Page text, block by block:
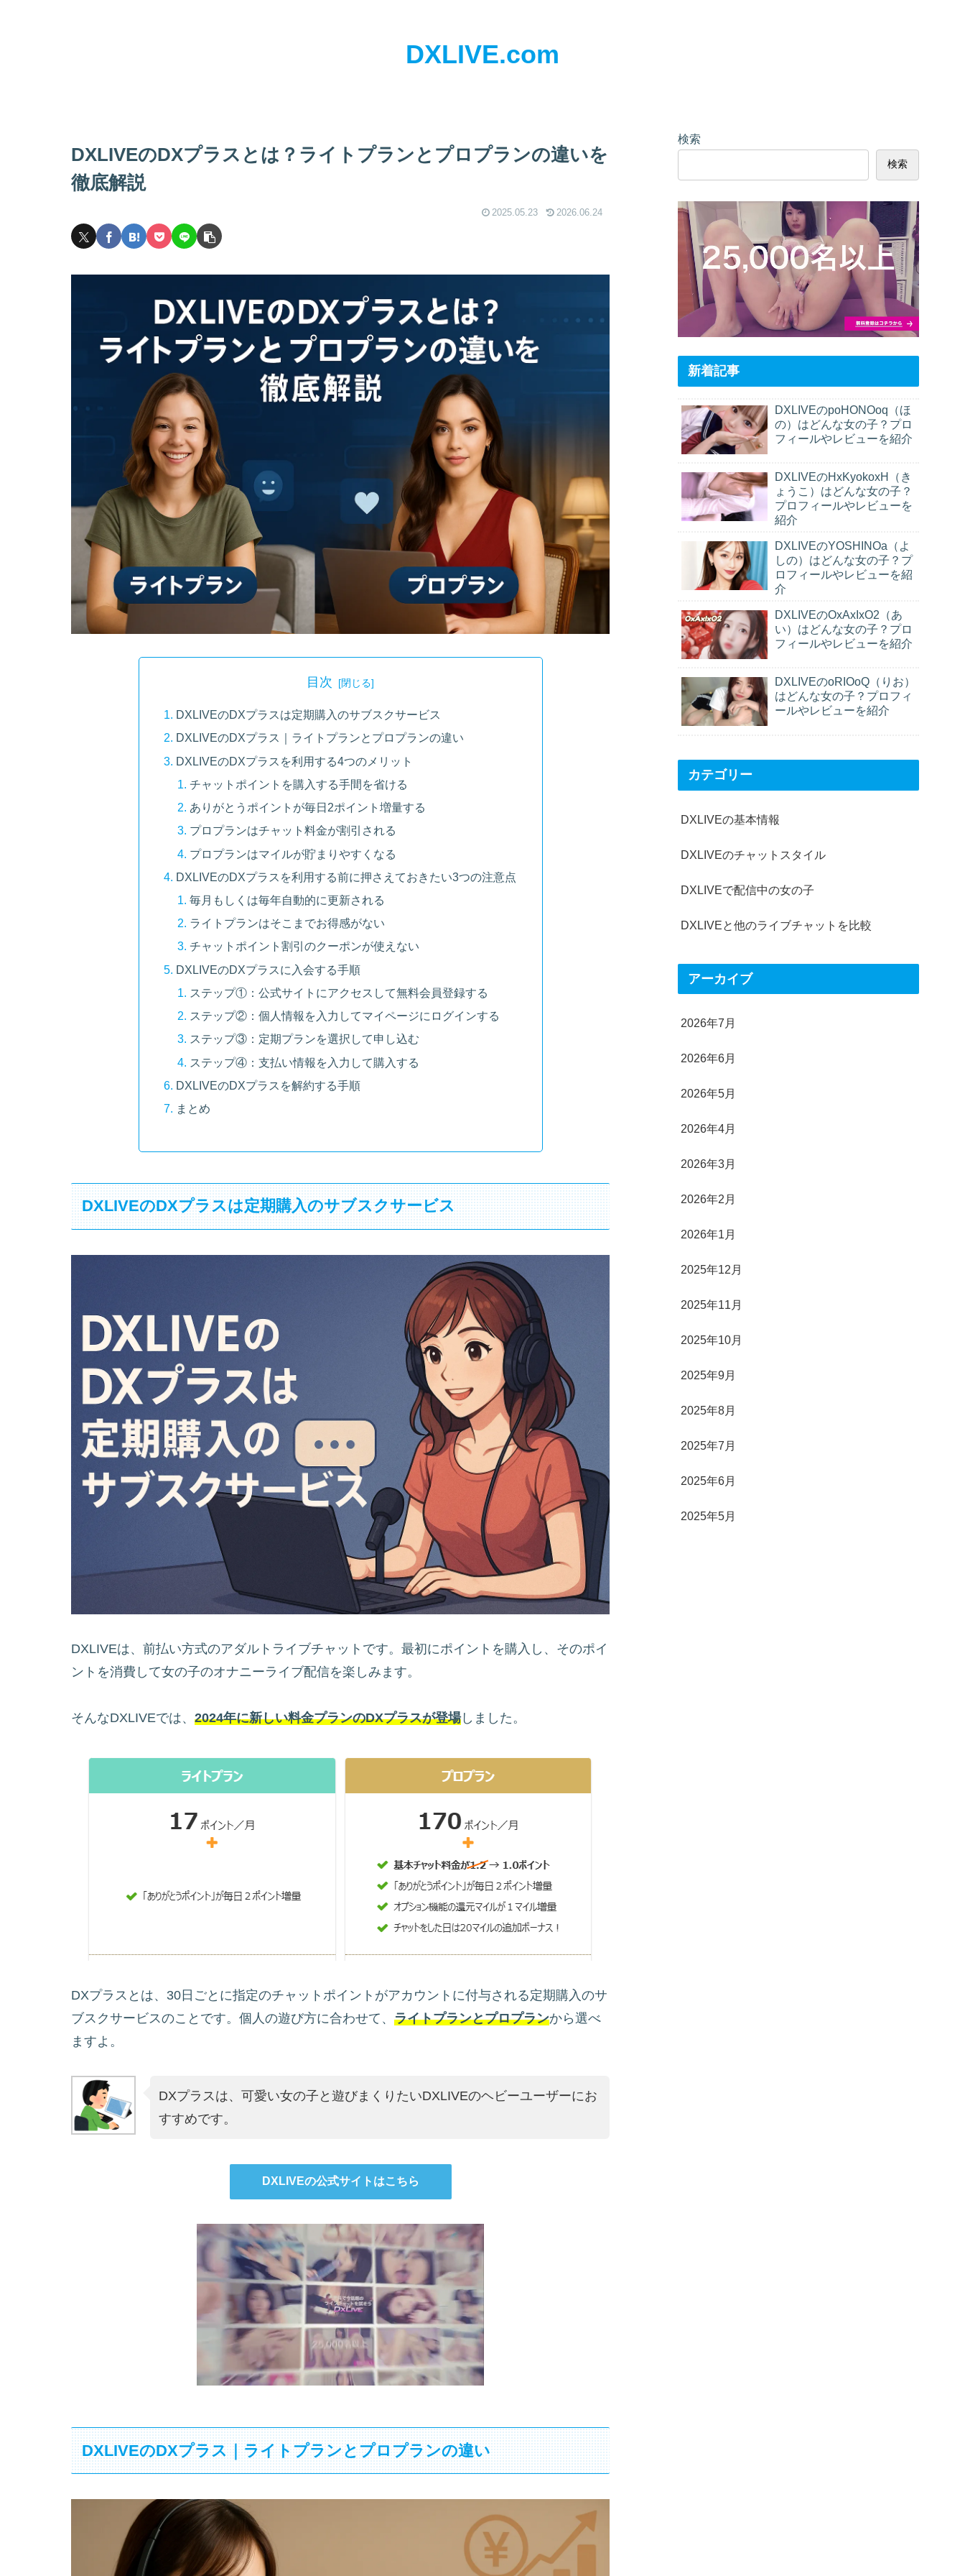
DXLIVE.com
DXLIVEのDXプラスとは？ライトプランとプロプランの違いを
徹底解説
2025.05.23 2026.06.24
目次
DXLIVEのDXプラスは定期購入のサブスクサービス
DXLIVEのDXプラス｜ライトプランとプロプランの違い
DXLIVEのDXプラスを利用する4つのメリット
チャットポイントを購入する手間を省ける
ありがとうポイントが毎日2ポイント増量する
プロプランはチャット料金が割引される
プロプランはマイルが貯まりやすくなる
DXLIVEのDXプラスを利用する前に押さえておきたい3つの注意点
毎月もしくは毎年自動的に更新される
ライトプランはそこまでお得感がない
チャットポイント割引のクーポンが使えない
DXLIVEのDXプラスに入会する手順
ステップ①：公式サイトにアクセスして無料会員登録する
ステップ②：個人情報を入力してマイページにログインする
ステップ③：定期プランを選択して申し込む
ステップ④：支払い情報を入力して購入する
DXLIVEのDXプラスを解約する手順
まとめ
DXLIVEのDXプラスは定期購入のサブスクサービス
DXLIVEは、前払い方式のアダルトライブチャットです。最初にポイントを購入し、そのポイ
ントを消費して女の子のオナニーライブ配信を楽しみます。
そんなDXLIVEでは、 2024年に新しい料金プランのDXプラスが登場しました。
DXプラスとは、30日ごとに指定のチャットポイントがアカウントに付与される定期購入のサ
ブスクサービスのことです。個人の遊び方に合わせて、 ライトプランとプロプランから選べ
ますよ。
DXプラスは、可愛い女の子と遊びまくりたいDXLIVEのヘビーユーザーにお
すすめです。
DXLIVEの公式サイトはこちら
DXLIVEのDXプラス｜ライトプランとプロプランの違い
検索
検索
新着記事
DXLIVEのpoHONOoq（ほ
の）はどんな女の子？プロ
フィールやレビューを紹介
DXLIVEのHxKyokoxH（き
ょうこ）はどんな女の子？
プロフィールやレビューを
紹介
DXLIVEのYOSHINOa（よ
しの）はどんな女の子？プ
ロフィールやレビューを紹
介
DXLIVEのOxAxIxO2（あ
い）はどんな女の子？プロ
フィールやレビューを紹介
DXLIVEのoRIOoQ（りお）
はどんな女の子？プロフィ
ールやレビューを紹介
カテゴリー
DXLIVEの基本情報
DXLIVEのチャットスタイル
DXLIVEで配信中の女の子
DXLIVEと他のライブチャットを比較
アーカイブ
2026年7月
2026年6月
2026年5月
2026年4月
2026年3月
2026年2月
2026年1月
2025年12月
2025年11月
2025年10月
2025年9月
2025年8月
2025年7月
2025年6月
2025年5月